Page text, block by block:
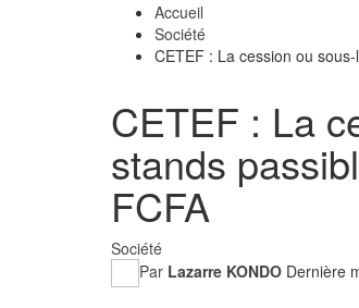
Accueil
Société
CETEF : La cession ou
CETEF : La
stands
FCFA
Société
Par Lazarre KONDO Dernière